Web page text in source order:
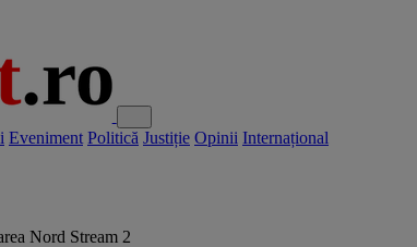
Eveniment Politică Justiție Opinii Internațional
Nord Stream 2